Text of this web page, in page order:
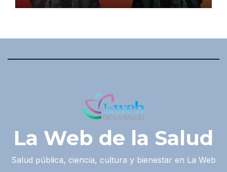
La Web de la Salud
Salud pública, ciencia, cultura y bienestar en La Web